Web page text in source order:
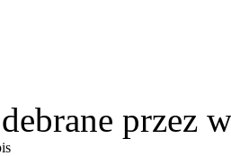
przez